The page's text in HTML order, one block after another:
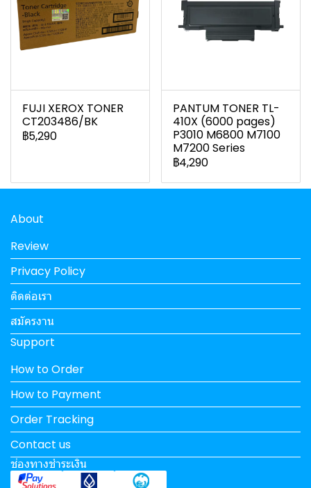
FUJI XEROX TONER
CT203486/BK
฿5,290
PANTUM TONER TL-
410X (6000 pages)
P3010 M6800 M7100
M7200 Series
฿4,290
About
Review
Privacy Policy
ติดต่อเรา
สมัครงาน
Support
How to Order
How to Payment
Order Tracking
Contact us
ช่องทางชำระเงิน